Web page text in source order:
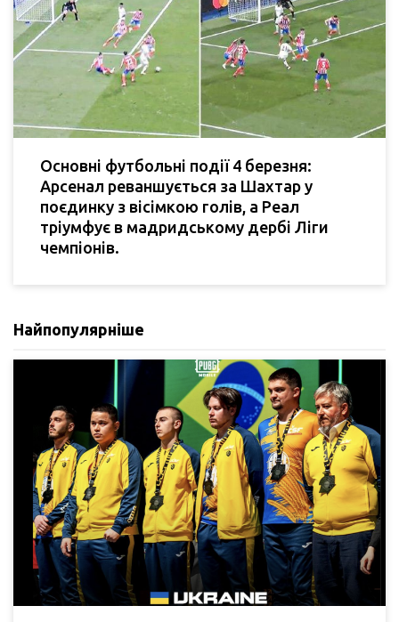
Основні футбольні події 4 березня:
Арсенал реваншується за Шахтар у
поєдинку з вісімкою голів, а Реал
тріумфує в мадридському дербі Ліги
чемпіонів.
Найпопулярніше